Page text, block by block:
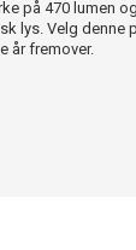
på 470 lumen
lys. Velg
år fremover.